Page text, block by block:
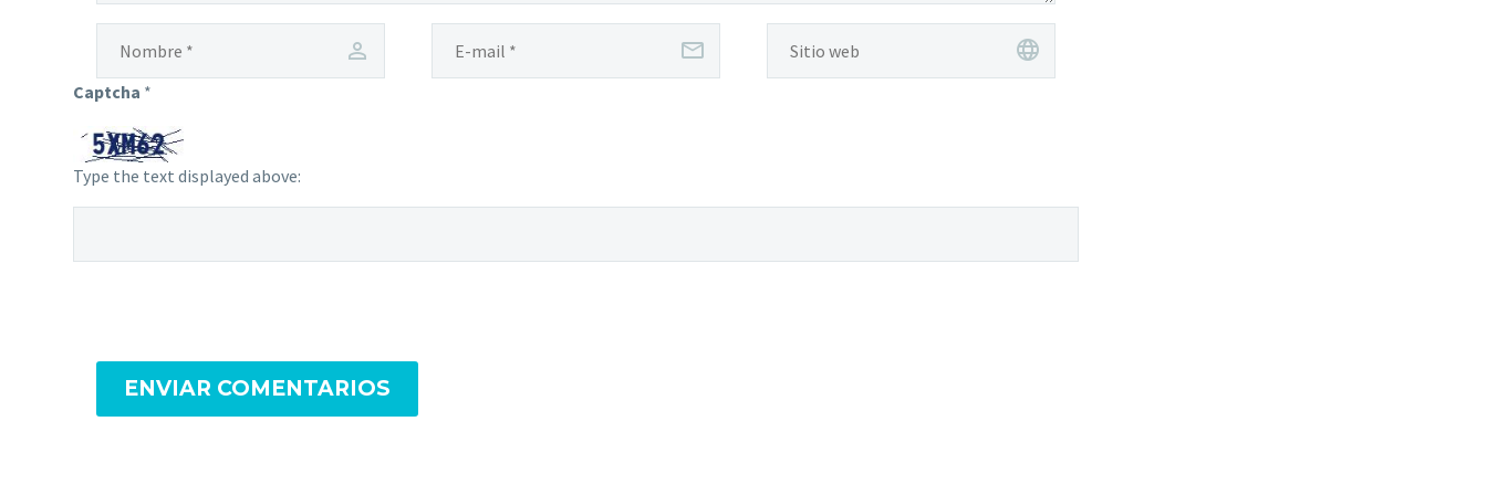
Captcha *
Type the text displayed above:
ENVIAR COMENTARIOS